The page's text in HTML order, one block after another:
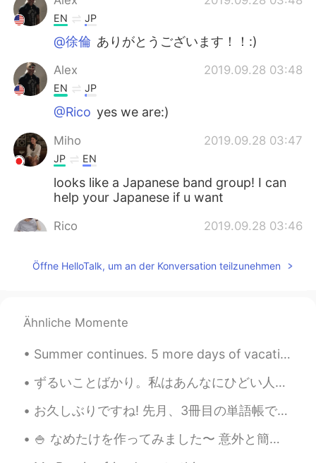
EN JP
@徐倫 ありがとうございます！！:)
Alex 2019.09.28 03:48
EN JP
@Rico yes we are:)
Miho 2019.09.28 03:47
JP EN
looks like a Japanese band group! I can
help your Japanese if u want
Rico 2019.09.28 03:46
Rock band?👏
2019.09.28 03:38
JP EN
素敵✨
Alex 2019.09.28 03:37
Öffne HelloTalk, um an der Konversation teilzunehmen
Ähnliche Momente
Summer continues. 5 more days of vacation 4am start Tokyo -> Hakone -> Izu. Solo Camping, Co...
ずるいことばかり。私はあんなにひどい人かな。そんなにがっかりさせる外国人っぽくない外国人なの？本当にダメな役員と人間？私もわがままを言えばよかったな。いいえ。私は積極的に行動しても断れるし、サポ...
お久しぶりですね! 先月、3冊目の単語帳で全ての単語を暗記し終えました。 今、漢字で書かれた日本語は4500～5000語くらいは読めますが文法の勉強は好きではないし、日本の番組を見たり、日本...
🍚 なめたけを作ってみました〜 意外と簡単に作れるもんやー！ 残ったご飯はおにぎりにしました！ 具はウメカカです I had a go at making nametake, it was s...